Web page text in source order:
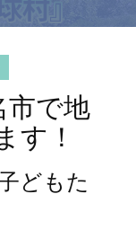
市で地
す！
どもた